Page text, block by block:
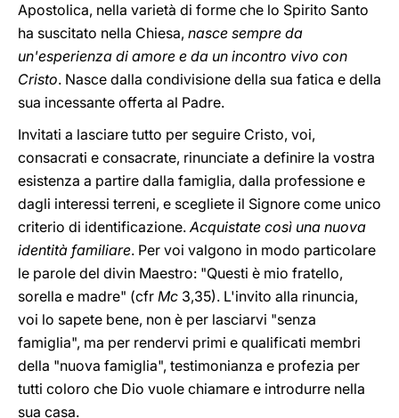
Apostolica, nella varietà di forme che lo Spirito Santo
ha suscitato nella Chiesa, nasce sempre da
un'esperienza di amore e da un incontro vivo con
Cristo. Nasce dalla condivisione della sua fatica e della
sua incessante offerta al Padre.
Invitati a lasciare tutto per seguire Cristo, voi,
consacrati e consacrate, rinunciate a definire la vostra
esistenza a partire dalla famiglia, dalla professione e
dagli interessi terreni, e scegliete il Signore come unico
criterio di identificazione.Acquistate così una nuova
identità familiare. Per voi valgono in modo particolare
le parole del divin Maestro: "Questi è mio fratello,
sorella e madre" (cfr Mc 3,35). L'invito alla rinuncia,
voi lo sapete bene, non è per lasciarvi "senza
famiglia", ma per rendervi primi e qualificati membri
della "nuova famiglia", testimonianza e profezia per
tutti coloro che Dio vuole chiamare e introdurre nella
sua casa.